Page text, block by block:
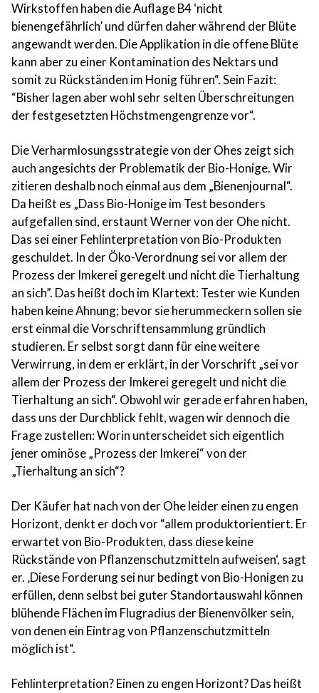
Wirkstoffen haben die Auflage B4 ‘nicht
bienengefährlich’ und dürfen daher während der Blüte
angewandt werden. Die Applikation in die offene Blüte
kann aber zu einer Kontamination des Nektars und
somit zu Rückständen im Honig führen“. Sein Fazit:
“Bisher lagen aber wohl sehr selten Überschreitungen
der festgesetzten Höchstmengengrenze vor“.
Die Verharmlosungsstrategie von der Ohes zeigt sich
auch angesichts der Problematik der Bio-Honige. Wir
zitieren deshalb noch einmal aus dem „Bienenjournal“.
Da heißt es „Dass Bio-Honige im Test besonders
aufgefallen sind, erstaunt Werner von der Ohe nicht.
Das sei einer Fehlinterpretation von Bio-Produkten
geschuldet. In der Öko-Verordnung sei vor allem der
Prozess der Imkerei geregelt und nicht die Tierhaltung
an sich”. Das heißt doch im Klartext: Tester wie Kunden
haben keine Ahnung; bevor sie herummeckern sollen sie
erst einmal die Vorschriftensammlung gründlich
studieren. Er selbst sorgt dann für eine weitere
Verwirrung, in dem er erklärt, in der Vorschrift „sei vor
allem der Prozess der Imkerei geregelt und nicht die
Tierhaltung an sich“. Obwohl wir gerade erfahren haben,
dass uns der Durchblick fehlt, wagen wir dennoch die
Frage zustellen: Worin unterscheidet sich eigentlich
jener ominöse „Prozess der Imkerei“ von der
„Tierhaltung an sich“?
Der Käufer hat nach von der Ohe leider einen zu engen
Horizont, denkt er doch vor “allem produktorientiert. Er
erwartet von Bio-Produkten, dass diese keine
Rückstände von Pflanzenschutzmitteln aufweisen‘, sagt
er. ‚Diese Forderung sei nur bedingt von Bio-Honigen zu
erfüllen, denn selbst bei guter Standortauswahl können
blühende Flächen im Flugradius der Bienenvölker sein,
von denen ein Eintrag von Pflanzenschutzmitteln
möglich ist“.
Fehlinterpretation? Einen zu engen Horizont? Das heißt